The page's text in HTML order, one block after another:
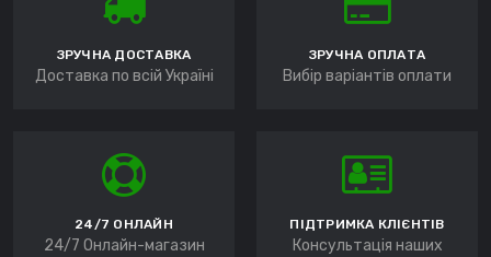
ЗРУЧНА ДОСТАВКА
Доставка по всій Україні
ЗРУЧНА ОПЛАТА
Вибір варіантів оплати
24/7 ОНЛАЙН
24/7 Онлайн-магазин
ПІДТРИМКА КЛІЄНТІВ
Консультація наших